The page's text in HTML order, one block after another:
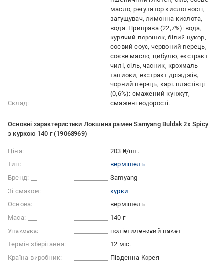
Склад:
масло, регулятор кислотності,
загущувач, лимонна кислота,
вода. Приправа (22,7%): вода,
курячий порошок, білий цукор,
соєвий соус, червоний перець,
соєве масло, цибулю, екстракт
чилі, сіль, часник, крохмаль
тапиоки, екстракт дріжджів,
чорний перець, карі. пластівці
(0,6%): смажений кунжут,
смажені водорості.
Основні характеристики Локшина рамен Samyang Buldak 2x Spicy
з куркою 140 г (19068969)
Ціна:
203 ₴/шт.
Тип:
вермішель
Бренд:
Samyang
Зі смаком:
курки
Основа:
вермішель
Маса:
140 г
Упаковка:
поліетиленовий пакет
Термін зберігання:
12 міс.
Країна-виробник:
Південна Корея